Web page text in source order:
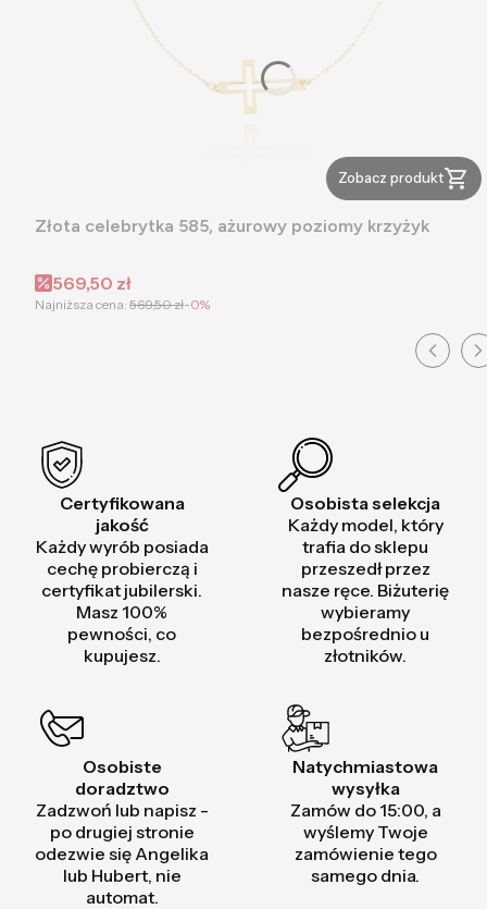
Zobacz produkt
Złota celebrytka 585, ażurowy poziomy krzyżyk
Cena promocyjna
569,50 zł
Najniższa cena: 569,50 zł-0%
Certyfikowana
jakość
Każdy wyrób posiada
cechę probierczą i
certyfikat jubilerski.
Masz 100%
pewności, co
kupujesz.
Osobista selekcja
Każdy model, który
trafia do sklepu
przeszedł przez
nasze ręce. Biżuterię
wybieramy
bezpośrednio u
złotników.
Osobiste
doradztwo
Zadzwoń lub napisz -
po drugiej stronie
odezwie się Angelika
lub Hubert, nie
automat.
Natychmiastowa
wysyłka
Zamów do 15:00, a
wyślemy Twoje
zamówienie tego
samego dnia.